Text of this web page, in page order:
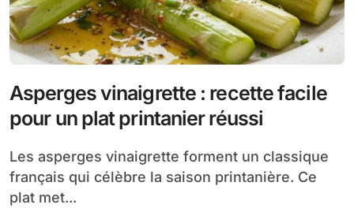
Asperges vinaigrette : recette facile
pour un plat printanier réussi
Les asperges vinaigrette forment un classique
français qui célèbre la saison printanière. Ce
plat met...